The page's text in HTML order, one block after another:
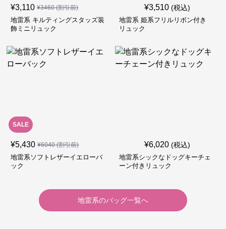
¥3,110 ¥3460(割引前)
地雷系 キルティングスタッズ装
飾ミニリュック
¥3,510 (税込)
地雷系 姫系フリルリボン付き
リュック
SALE
¥5,430 ¥6040(割引前)
地雷系ソフトレザーイエローバ
ック
¥6,020 (税込)
地雷系シックなドッグキーチェ
ーン付きリュック
地雷系のバッグ一覧へ